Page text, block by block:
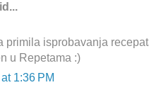
primila isprobavanja
u Repetama :)
1:36 PM